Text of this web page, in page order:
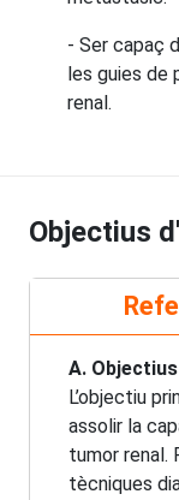
- Ser capaç
les guies de
renal.
Objectius
A.
L’objectiu
assolir la
tumor renal.
tècniques